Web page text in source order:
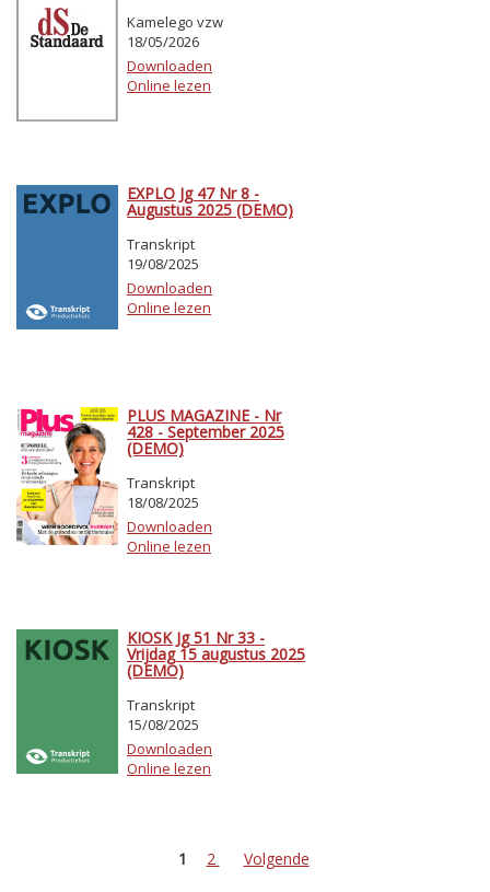
Kamelego vzw
18/05/2026
Downloaden
Online lezen
EXPLO Jg 47 Nr 8 -
Augustus 2025 (DEMO)
Transkript
19/08/2025
Downloaden
Online lezen
PLUS MAGAZINE - Nr
428 - September 2025
(DEMO)
Transkript
18/08/2025
Downloaden
Online lezen
KIOSK Jg 51 Nr 33 -
Vrijdag 15 augustus 2025
(DEMO)
Transkript
15/08/2025
Downloaden
Online lezen
1 2 Volgende